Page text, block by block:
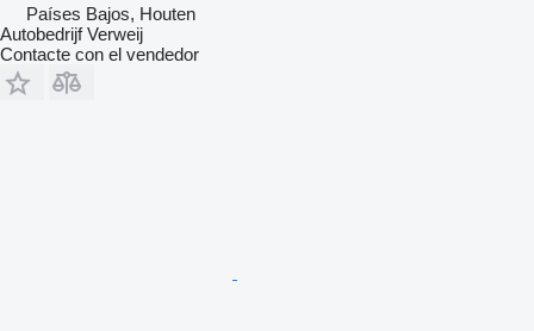
Países Bajos, Houten
Autobedrijf Verweij
Contacte con el vendedor